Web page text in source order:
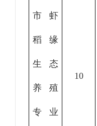
市虾
稻缘
生态
养殖
专业
10